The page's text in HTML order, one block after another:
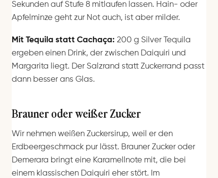
Sekunden auf Stufe 8 mitlaufen lassen. Hain- oder
Apfelminze geht zur Not auch, ist aber milder.
Mit Tequila statt Cachaça: 200 g Silver Tequila
ergeben einen Drink, der zwischen Daiquiri und
Margarita liegt. Der Salzrand statt Zuckerrand passt
dann besser ans Glas.
Brauner oder weißer Zucker
Wir nehmen weißen Zuckersirup, weil er den
Erdbeergeschmack pur lässt. Brauner Zucker oder
Demerara bringt eine Karamellnote mit, die bei
einem klassischen Daiquiri eher stört. Im